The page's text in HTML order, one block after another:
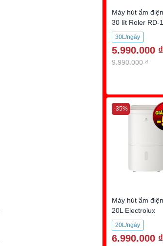
Máy hút ẩm
30 lít Roler RD-
30L/ngày
5.990.000 ₫
9.990.000 ₫
Máy hút ẩm
20L Electrolux
EDH10TRBW1
20L/ngày
6.990.000 ₫
-35%